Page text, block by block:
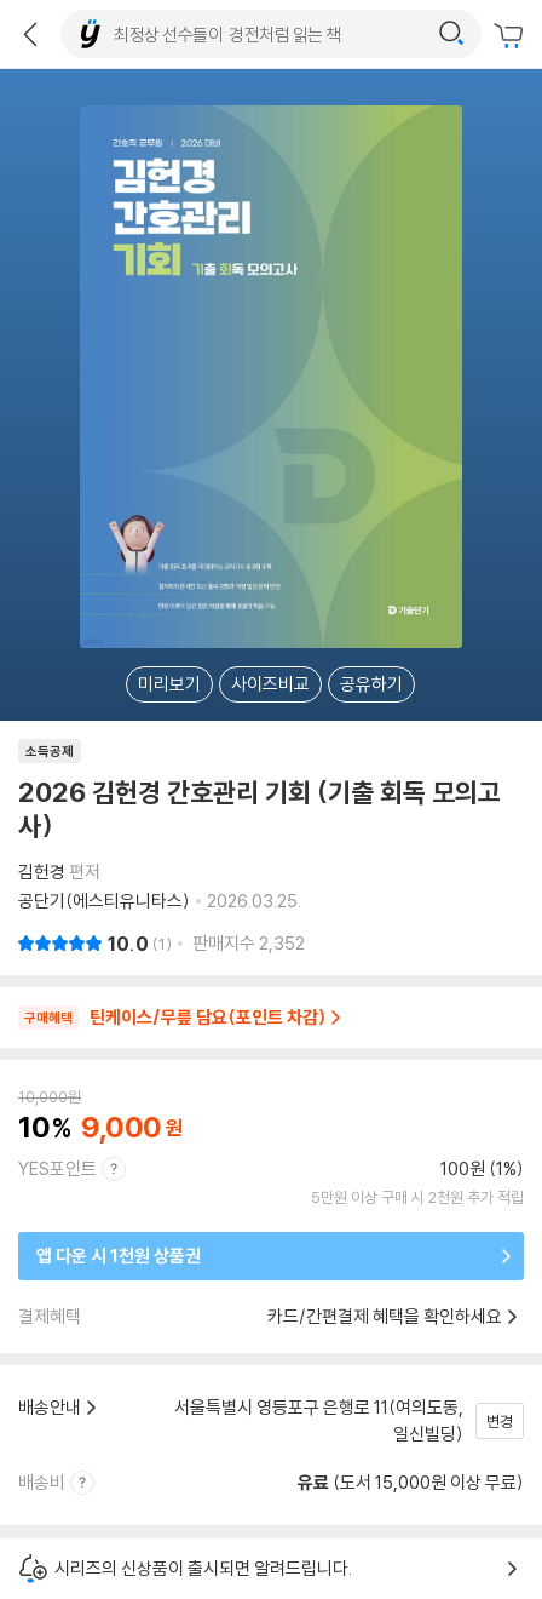
미리보기 사이즈비교 공유하기
소득공제
2026 김헌경 간호관리 기회 (기출 회독 모의고
사)
김헌경 편저
공단기(에스티유니타스)
2026.03.25.
10.0 1 판매지수 2,352
구매혜택 틴케이스/무릎 담요(포인트 차감)
10,000원
10 9,000
YES포인트 100원 (1%)
5만원 이상 구매 시 2천원 추가 적립
앱 다운 시 1천원 상품권
결제혜택 카드/간편결제 혜택을 확인하세요
배송안내
서울특별시 영등포구 은행로 11(여의도동,
일신빌딩)
변경
배송비 유료 (도서 15,000원 이상 무료)
시리즈의 신상품이 출시되면 알려드립니다.